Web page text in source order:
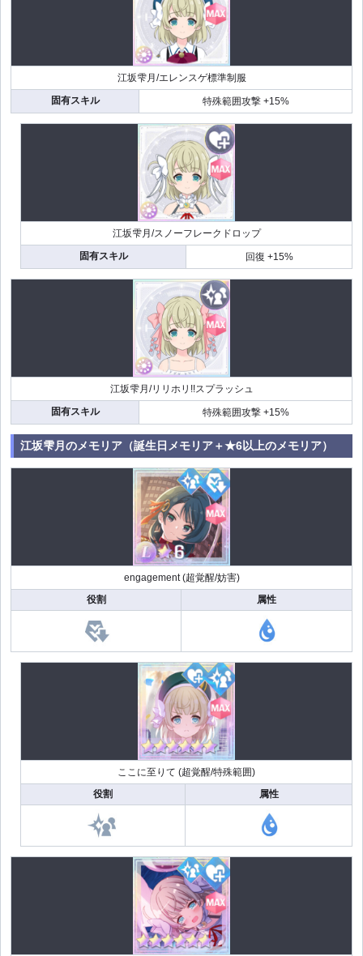
江坂雫月/エレンスゲ標準制服
固有スキル
特殊範囲攻撃 +15%
江坂雫月/スノーフレークドロップ
固有スキル
回復 +15%
江坂雫月/リリホリ!!スプラッシュ
固有スキル
特殊範囲攻撃 +15%
江坂雫月のメモリア（誕生日メモリア＋★6以上のメモリア）
engagement (超覚醒/妨害)
役割
属性
ここに至りて (超覚醒/特殊範囲)
役割
属性